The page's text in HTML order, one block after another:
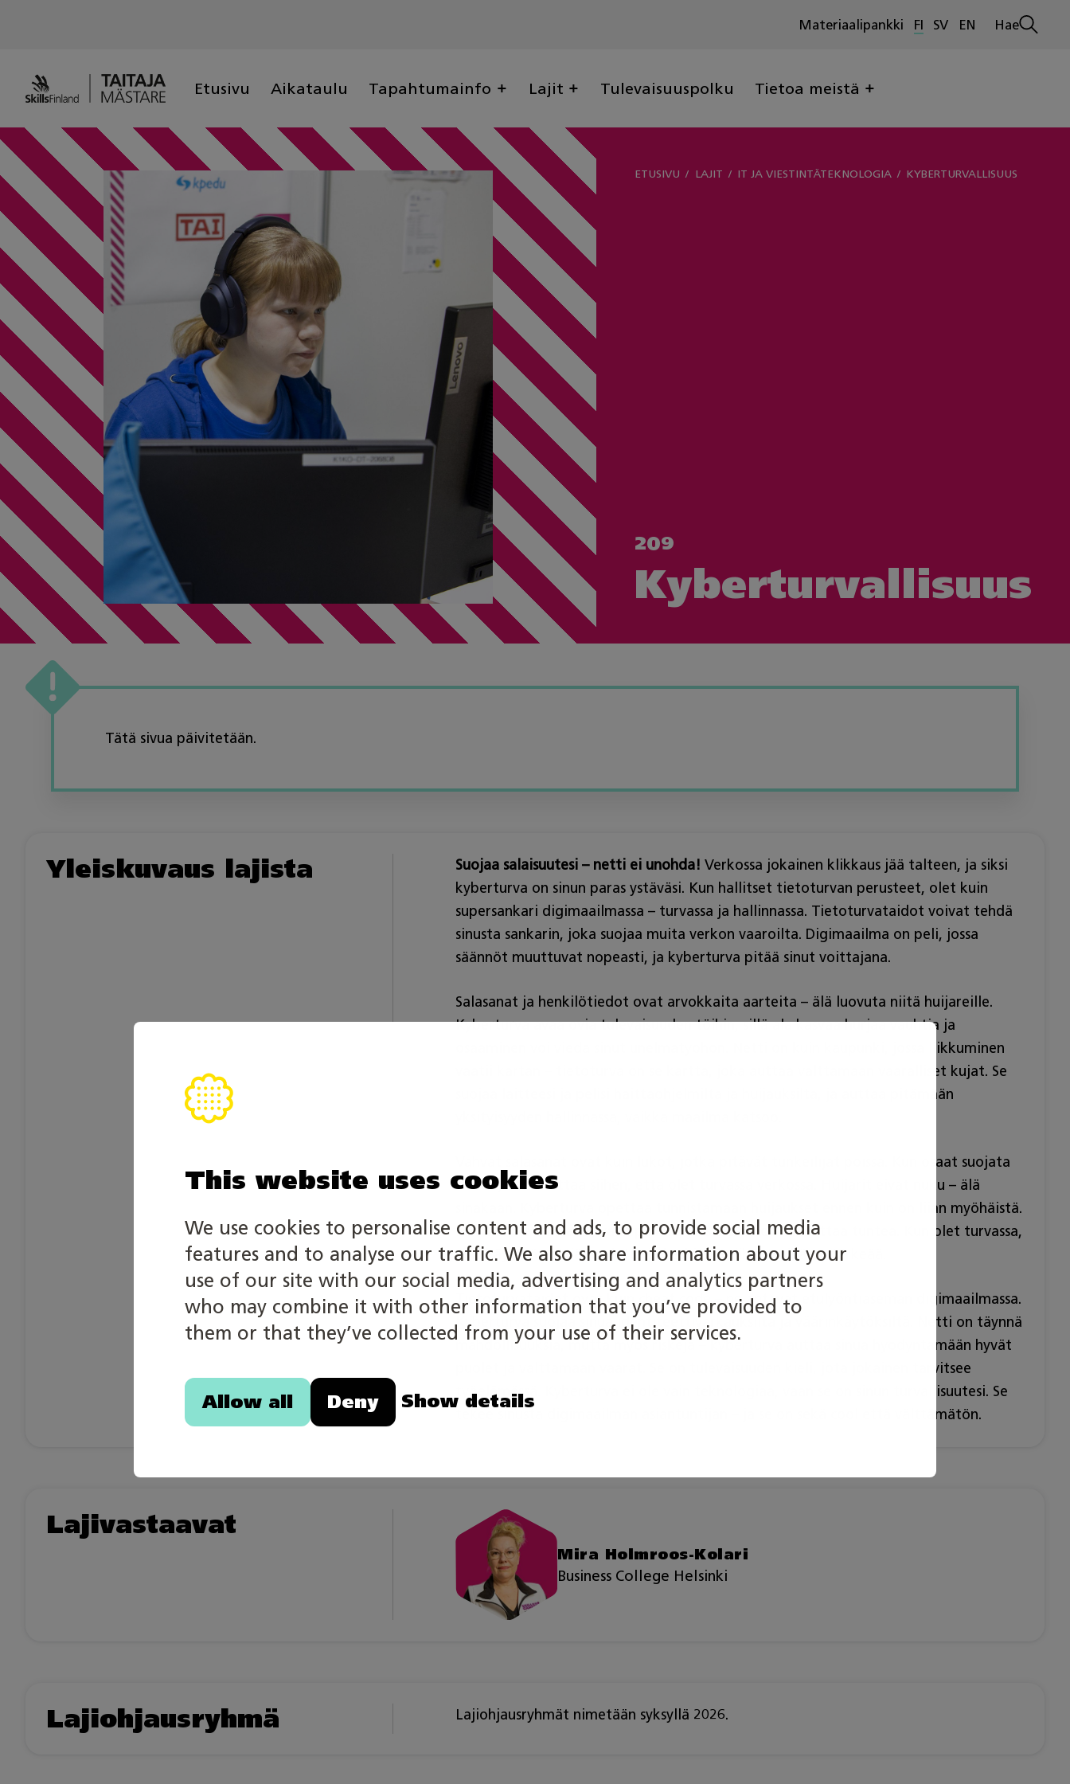
This website uses cookies
We use cookies to personalise content and ads, to provide social media
features and to analyse our traffic. We also share information about your
use of our site with our social media, advertising and analytics partners
who may combine it with other information that you’ve provided to
them or that they’ve collected from your use of their services.
Allow all Deny Show details
Materiaalipankki FI SV EN
Avaa
Hae
Etusivu Aikataulu Tapahtumainfo Lajit Tulevaisuuspolku Tietoa meistä
ETUSIVU LAJIT IT JA VIESTINTÄTEKNOLOGIA KYBERTURVALLISUUS
209
Kyberturvallisuus
Tätä sivua päivitetään.
Yleiskuvaus lajista Suojaa salaisuutesi – netti ei unohda! Verkossa jokainen klikkaus jää talteen, ja siksi
kyberturva on sinun paras ystäväsi. Kun hallitset tietoturvan perusteet, olet kuin
supersankari digimaailmassa – turvassa ja hallinnassa. Tietoturvataidot voivat tehdä
sinusta sankarin, joka suojaa muita verkon vaaroilta. Digimaailma on peli, jossa
säännöt muuttuvat nopeasti, ja kyberturva pitää sinut voittajana.
Salasanat ja henkilötiedot ovat arvokkaita aarteita – älä luovuta niitä huijareille.
Kyberturva avaa ovia tulevaisuuden töihin, sillä ala kasvaa hurjaa vauhtia ja
osaaminen voi viedä sinut unelmatyöhön. Netti on kuin kaupunki, jossa liikkuminen
vaatii kartan – tietoturva on se kartta, joka auttaa välttämään vaaralliset kujat. Se
suojaa laitteesi ja pelisi haittaohjelmilta ja huijauksilta, ja auttaa pitämään
Vahvat salasanat ovat kuin lukot, jotka pitävät tunkeilijat poissa. Kun osaat suojata
tietosi, voit luottaa siihen, että olet turvassa verkossa. Huijarit eivät nuku – älä
sinäkään. Kyberturva opettaa tunnistamaan huijaukset ennen kuin on liian myöhäistä.
Netti ei ole villi länsi, vaan paikka, jossa säännöt kannattaa tuntea. Kun olet turvassa,
voit käyttää nettiä huoletta ja keskittyä siihen, mikä on tärkeää.
Tietoturvataidot ovat kuin cheat code – ne antavat etulyöntiaseman digimaailmassa.
Kyberturva suojaa sinua identiteettivarkauksilta ja väärinkäytöksiltä. Netti on täynnä
mahdollisuuksia, mutta myös riskejä – kyberturva auttaa sinua hyödyntämään hyvät
puolet ja välttämään vaarat. Se on tulevaisuuden kieli, jota jokainen tarvitsee
työelämässä. Kyberturva ei ole vain teknologiaa, vaan se on sinun turvallisuutesi. Se
tekee sinusta digimaailman asiantuntijan – ja se on sekä cool että välttämätön.
Lajivastaavat
Mira Holmroos-Kolari
Business College Helsinki
Lajiohjausryhmä Lajiohjausryhmät nimetään syksyllä 2026.